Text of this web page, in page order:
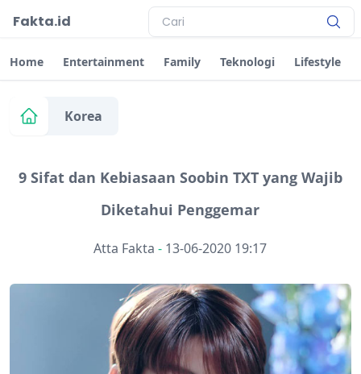
Fakta.id
Home Entertainment Family Teknologi Lifestyle
Korea
9 Sifat dan Kebiasaan Soobin TXT yang Wajib
Diketahui Penggemar
Atta Fakta - 13-06-2020 19:17